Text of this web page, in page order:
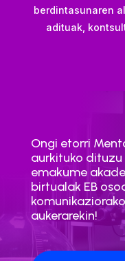
berdintasunaren
adituak,
Ongi etorri
aurkituko dituzu
emakume
birtualak EB
aukerarekin!